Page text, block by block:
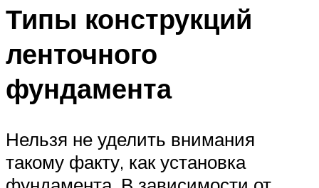
Типы конструкций
ленточного
фундамента
Нельзя не уделить внимания
такому факту, как установка